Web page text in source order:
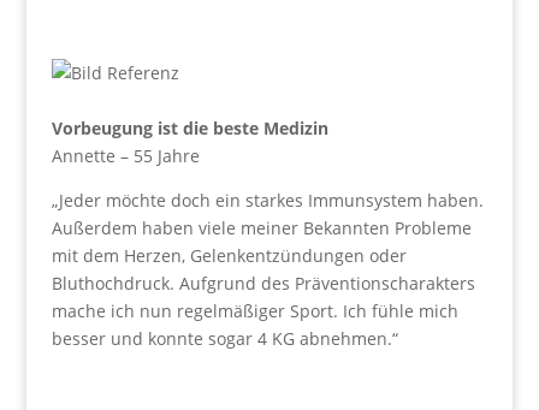
Vorbeugung ist die beste Medizin
Annette – 55 Jahre
„Jeder möchte doch ein starkes Immunsystem haben.
Außerdem haben viele meiner Bekannten Probleme
mit dem Herzen, Gelenkentzündungen oder
Bluthochdruck. Aufgrund des Präventionscharakters
mache ich nun regelmäßiger Sport. Ich fühle mich
besser und konnte sogar 4 KG abnehmen.“